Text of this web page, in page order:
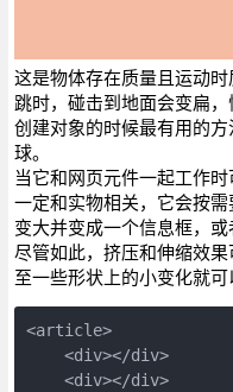
这是物体存在质量且运动
跳时，碰击到地面会变扁，
创建对象的时候最有用的
球。
当它和网页元件一起工作
一定和实物相关，它会按
变大并变成一个信息框，或
尽管如此，挤压和伸缩效
至一些形状上的小变化就可
<article>
    <div></div>
    <div></div>